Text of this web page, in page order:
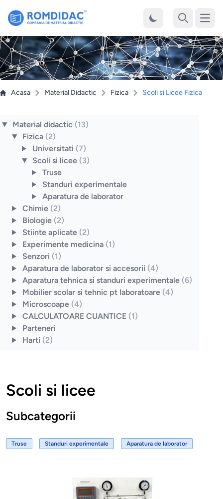
Acasa Material Didactic Fizica Scoli si Licee Fizica
Material didactic (13)
Fizica (2)
Universitati (7)
Scoli si licee (3)
Truse
Standuri experimentale
Aparatura de laborator
Chimie (2)
Biologie (2)
Stiinte aplicate (2)
Experimente medicina (1)
Senzori (1)
Aparatura de laborator si accesorii (4)
Aparatura tehnica si standuri experimentale (6)
Mobilier scolar si tehnic pt laboratoare (4)
Microscoape (4)
CALCULATOARE CUANTICE (1)
Parteneri
Harti (2)
Scoli si licee
Subcategorii
Truse Standuri experimentale Aparatura de laborator